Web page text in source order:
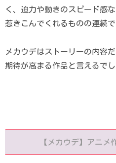
く、迫力や動きのスピード感
惹きこんでくれるものの連続で
メカウデはストーリーの内容
期待が高まる作品と言えるでし
【メカウデ】アニメ